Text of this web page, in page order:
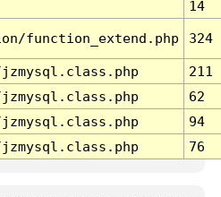
14
function_extend.php 324
211
62
94
76